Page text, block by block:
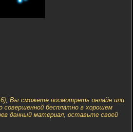
Вы сможете посмотреть онлайн или
совершенной бесплатно в хорошем
данный материал, оставьте своей